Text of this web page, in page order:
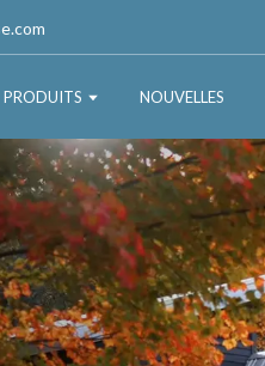
PRODUITS NOUVELLES